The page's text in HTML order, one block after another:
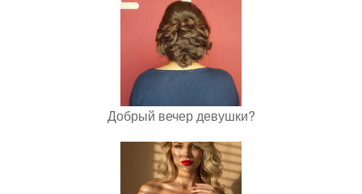
Добрый вечер девушки?